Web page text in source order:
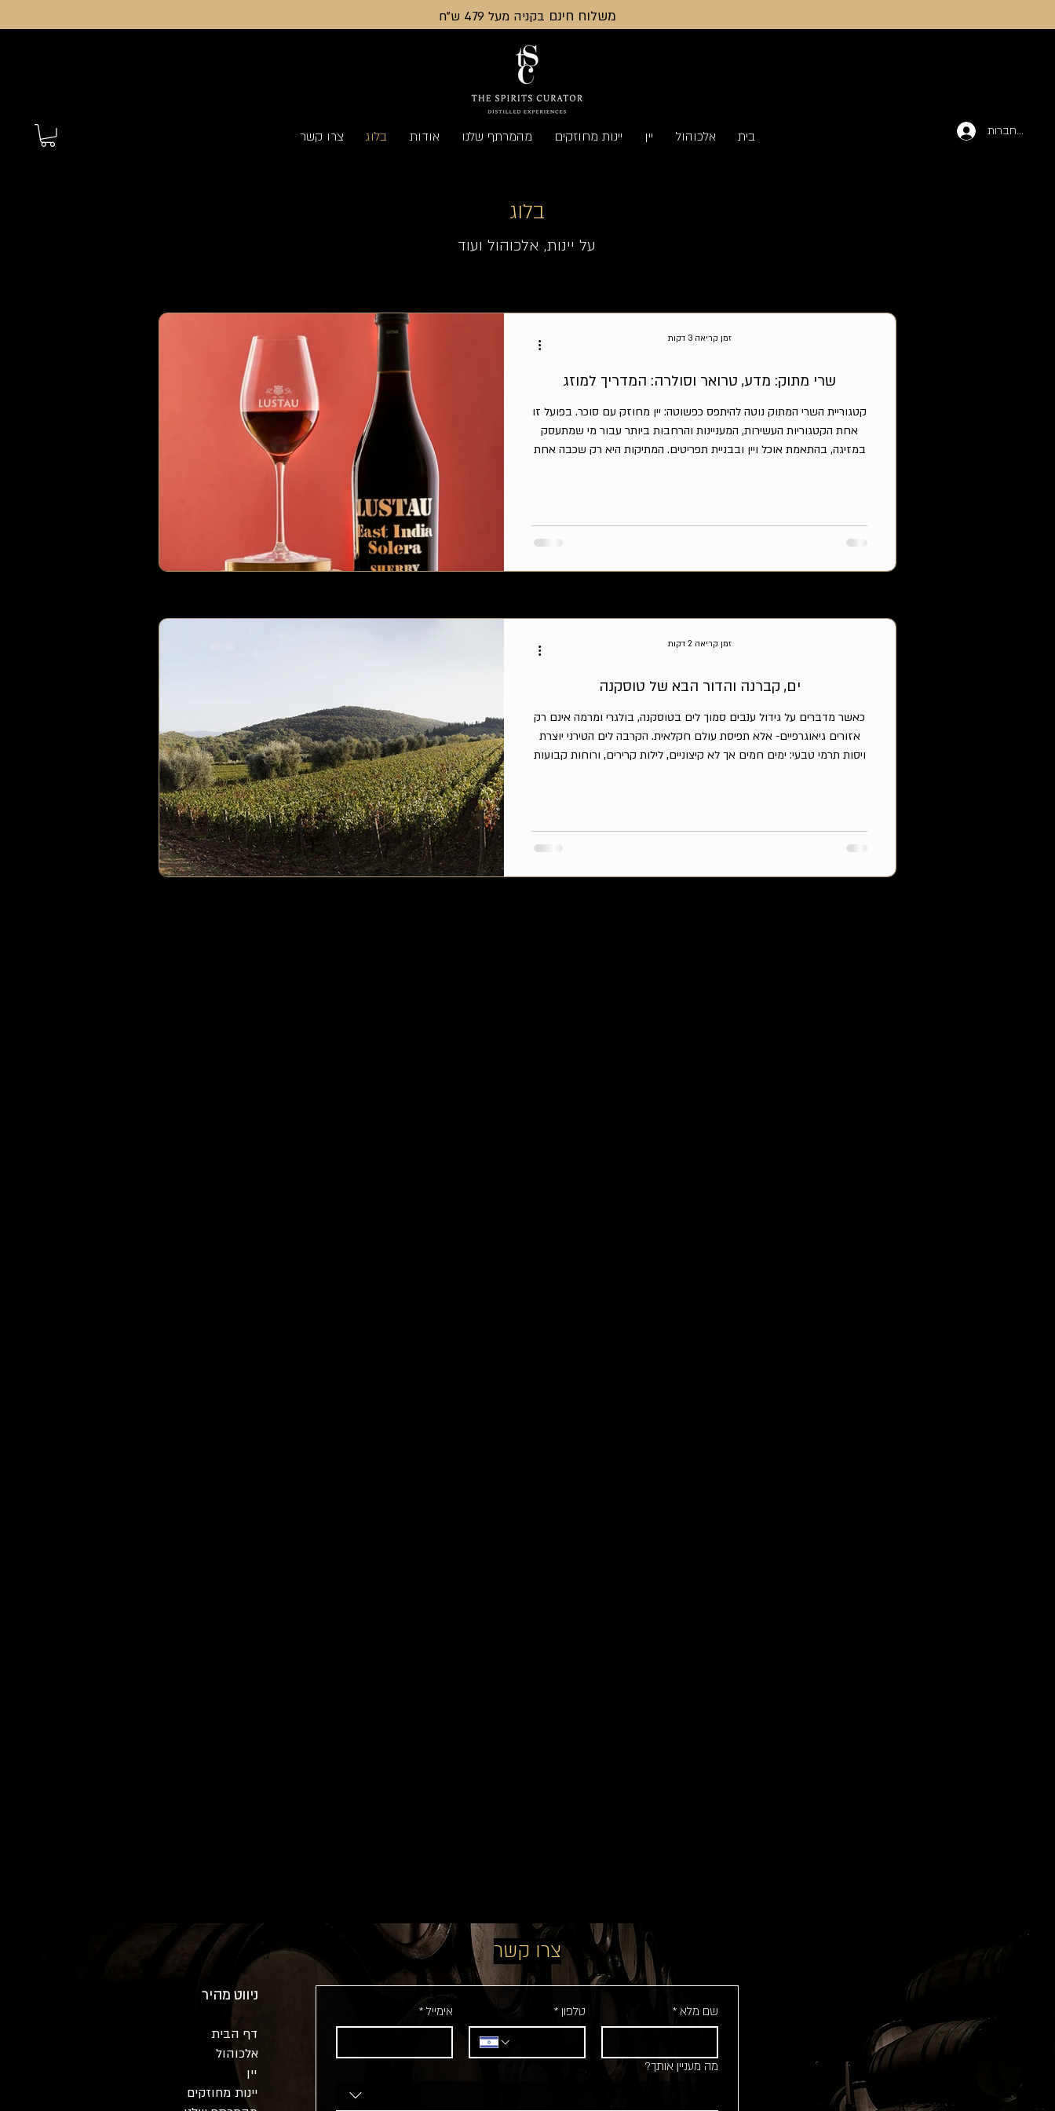
בית אלכוהול יין יינות מחוזקים מהמרתף שלנו אודות בלוג צרו קשר להתחברות
משלוח חינם בקניה מעל 479 ש"ח
בלוג
על יינות, אלכוהול ועוד
שרי מתוק: מדע, טרואר וסולרה: המדריך למוזג
קטגוריית השרי המתוק נוטה להיתפס כפשוטה: יין מחוזק עם סוכר. בפועל זו
אחת הקטגוריות העשירות, המעניינות והרחבות ביותר עבור מי שמתעסק
במזיגה, בהתאמת אוכל ויין ובבניית תפריטים. המתיקות היא רק שכבה אחת
ספרד: פלומינו פינו, מוסקטל ופדרו חימנס. פלומינו פינו מספק את יין הבסיס
זמן קריאה 3 דקות
ים, קברנה והדור הבא של טוסקנה
כאשר מדברים על גידול ענבים סמוך לים בטוסקנה, בולגרי ומרמה אינם רק
אזורים גיאוגרפיים- אלא תפיסת עולם חקלאית. הקרבה לים הטירני יוצרת
ויסות תרמי טבעי: ימים חמים אך לא קיצוניים, לילות קרירים, ורוחות קבועות
ביותר עם בולגרי מבוססים על קברנה סוביניון. האזור הוכיח לאורך עשורים
זמן קריאה 2 דקות
צרו קשר
שם מלא * טלפון * אימייל *
מה מעניין אותך?
ניווט מהיר
דף הבית
אלכוהול
יין
יינות מחוזקים